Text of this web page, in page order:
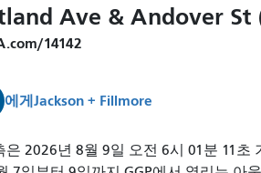
Ave & Andover St
14142
에게Jackson + Fillmore
은 2026년 8월 9일 오전 6시 01분 11초